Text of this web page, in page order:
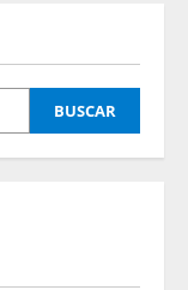
BUSCAR